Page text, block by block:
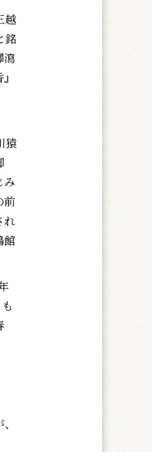
越
銘
瀉
猿
み
前
れ
館